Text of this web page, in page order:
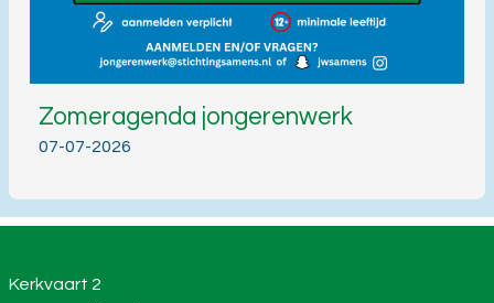
Zomeragenda jongerenwerk
07-07-2026
Kerkvaart 2